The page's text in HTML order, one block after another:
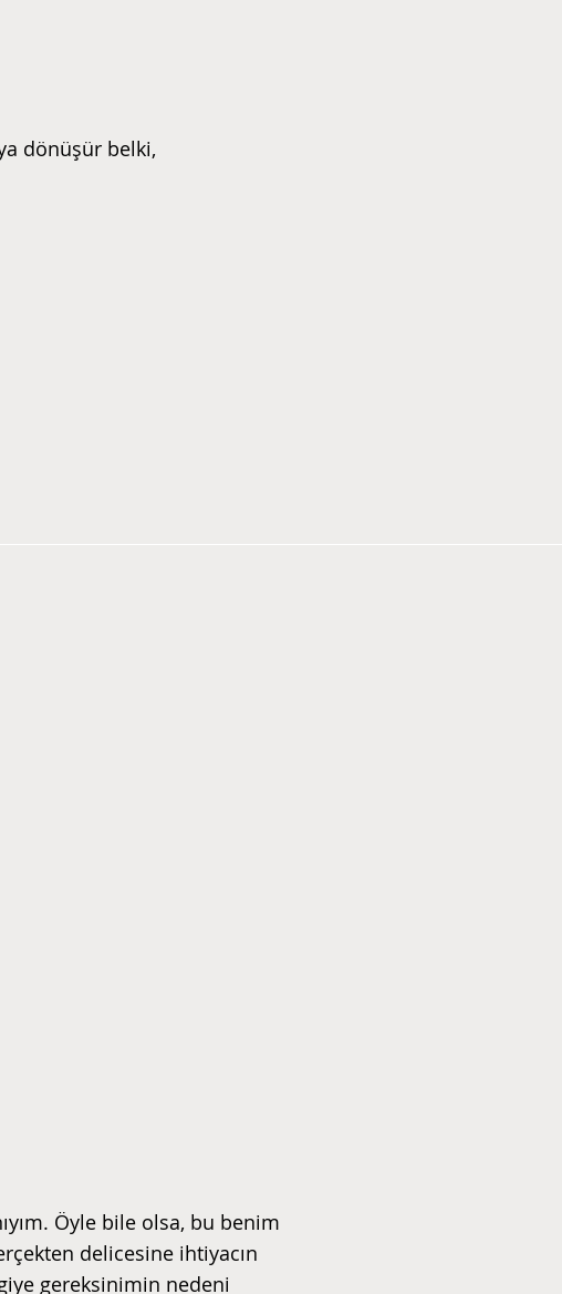
dönüşür belki,
Öyle bile olsa, bu benim
delicesine ihtiyacın
gereksinimin nedeni